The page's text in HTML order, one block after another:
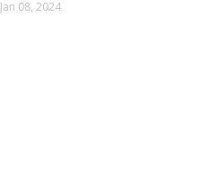
Jan 08, 2024